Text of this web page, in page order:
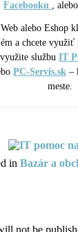
Facebooku , alebo
alebo Eshop
a chcete využiť
službu IT
PC-Servis.sk –
meste.
in Bazár a
not be